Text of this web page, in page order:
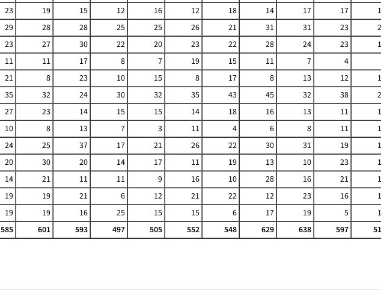
23 19 15 12 16 12 18 14 17 17
29 28 28 25 25 26 21 31 31 23
23 27 30 22 20 23 22 28 24 23
11 11 17 8 7 19 15 11 7
4
21 8 23 10 15 8 17 8 13 12
35 32 24 30 32 35 43 45 32 38
27 23 14 15 15 14 18 16 13 11
10 8 13 7 3 11 4 6 8 11
24 25 37 17 21 26 22 30 31 19
20 30 20 14 17 11 19 13 10 23
14 21 11 11 9 16 10 28 16 21
19 19 21 6 12 21 22 12 23 16
19 19 16 25 15 15 6 17 19 5
585 601 593 497 505 552 548 629 638 597